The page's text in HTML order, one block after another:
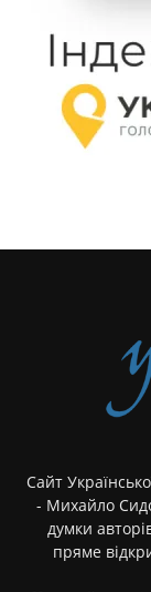
Сайт
- Михайло
думки
пряме